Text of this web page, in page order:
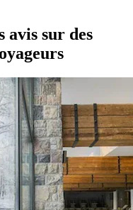
avis sur des